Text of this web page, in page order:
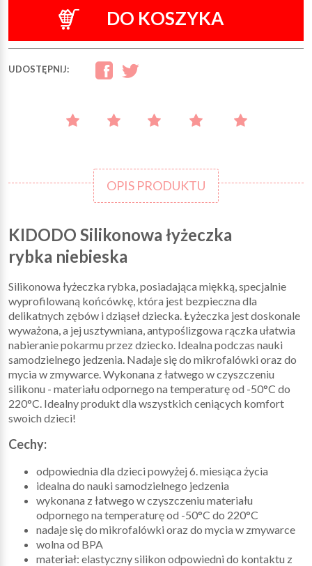
DO KOSZYKA
UDOSTĘPNIJ:
OPIS PRODUKTU
KIDODO Silikonowa łyżeczka
rybka niebieska
Silikonowa łyżeczka rybka, posiadająca miękką, specjalnie
wyprofilowaną końcówkę, która jest bezpieczna dla
delikatnych zębów i dziąseł dziecka. Łyżeczka jest doskonale
wyważona, a jej usztywniana, antypoślizgowa rączka ułatwia
nabieranie pokarmu przez dziecko. Idealna podczas nauki
samodzielnego jedzenia. Nadaje się do mikrofalówki oraz do
mycia w zmywarce. Wykonana z łatwego w czyszczeniu
silikonu - materiału odpornego na temperaturę od -50°C do
220°C. Idealny produkt dla wszystkich ceniących komfort
swoich dzieci!
Cechy:
odpowiednia dla dzieci powyżej 6. miesiąca życia
idealna do nauki samodzielnego jedzenia
wykonana z łatwego w czyszczeniu materiału
odpornego na temperaturę od -50°C do 220°C
nadaje się do mikrofalówki oraz do mycia w zmywarce
wolna od BPA
materiał: elastyczny silikon odpowiedni do kontaktu z